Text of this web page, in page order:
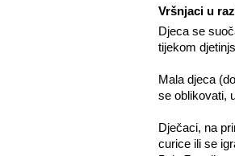
Vršnjaci u
Djeca se
tijekom
Mala djeca
se oblikovati,
Dječaci, na
curice ili se